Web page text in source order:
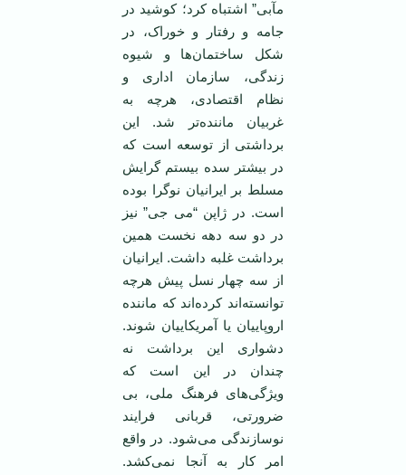
مآبی” اشتباه کرد؛ کوشید در
جامه و رفتار و خوراک، در
شکل ساختمان‌ها و شیوه
زندگی، سازمان اداری و
نظام اقتصادی، هرچه به
غربیان ماننده‌تر شد. این
برداشتی از توسعه است که
در بیشتر سده بیستم گرایش
مسلط بر ایرانیان نوگرا بوده
است. در ژاپن “می جی” نیز
در دو سه دهه نخست همین
برداشت غلبه داشت. ایرانیان
از سه چهار نسل پیش هرچه
توانسته‌اند کرده‌اند که ماننده
اروپاییان یا آمریکاییان شوند.
دشواری این برداشت نه
چندان در این است که
ویژگی‌های فرهنگ ملی، بی
ضرورتی، قربانی فرایند
نوسازندگی می‌شود. در واقع
امر کار به آنجا نمی‌کشد.